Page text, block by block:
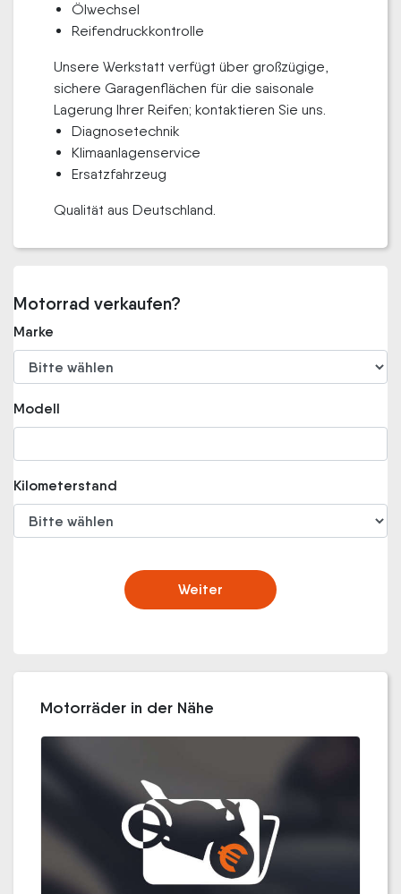
Ölwechsel
Reifendruckkontrolle
Unsere Werkstatt verfügt über großzügige,
sichere Garagenflächen für die saisonale
Lagerung Ihrer Reifen; kontaktieren Sie uns.
Diagnosetechnik
Klimaanlagenservice
Ersatzfahrzeug
Qualität aus Deutschland.
Motorrad verkaufen?
Marke
Modell
Kilometerstand
Weiter
Motorräder in der Nähe